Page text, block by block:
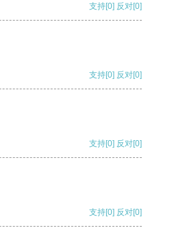
支持[0] 反对[0]
支持[0] 反对[0]
支持[0] 反对[0]
支持[0] 反对[0]